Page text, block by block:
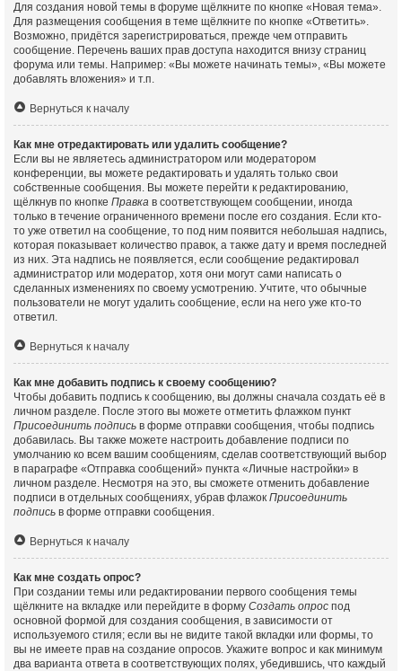
Для создания новой темы в форуме щёлкните по кнопке «Новая тема».
Для размещения сообщения в теме щёлкните по кнопке «Ответить».
Возможно, придётся зарегистрироваться, прежде чем отправить
сообщение. Перечень ваших прав доступа находится внизу страниц
форума или темы. Например: «Вы можете начинать темы», «Вы можете
добавлять вложения» и т.п.
Вернуться к началу
Как мне отредактировать или удалить сообщение?
Если вы не являетесь администратором или модератором
конференции, вы можете редактировать и удалять только свои
собственные сообщения. Вы можете перейти к редактированию,
щёлкнув по кнопке Правка в соответствующем сообщении, иногда
только в течение ограниченного времени после его создания. Если кто-
то уже ответил на сообщение, то под ним появится небольшая надпись,
которая показывает количество правок, а также дату и время последней
из них. Эта надпись не появляется, если сообщение редактировал
администратор или модератор, хотя они могут сами написать о
сделанных изменениях по своему усмотрению. Учтите, что обычные
пользователи не могут удалить сообщение, если на него уже кто-то
ответил.
Вернуться к началу
Как мне добавить подпись к своему сообщению?
Чтобы добавить подпись к сообщению, вы должны сначала создать её в
личном разделе. После этого вы можете отметить флажком пункт
Присоединить подпись в форме отправки сообщения, чтобы подпись
добавилась. Вы также можете настроить добавление подписи по
умолчанию ко всем вашим сообщениям, сделав соответствующий выбор
в параграфе «Отправка сообщений» пункта «Личные настройки» в
личном разделе. Несмотря на это, вы сможете отменить добавление
подписи в отдельных сообщениях, убрав флажок Присоединить
подпись в форме отправки сообщения.
Вернуться к началу
Как мне создать опрос?
При создании темы или редактировании первого сообщения темы
щёлкните на вкладке или перейдите в форму Создать опрос под
основной формой для создания сообщения, в зависимости от
используемого стиля; если вы не видите такой вкладки или формы, то
вы не имеете прав на создание опросов. Укажите вопрос и как минимум
два варианта ответа в соответствующих полях, убедившись, что каждый